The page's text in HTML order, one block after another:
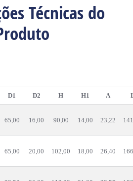
Técnicas do
D1 D2 H H1 A
65,00 16,00 90,00 14,00 23,22
65,00 20,00 102,00 18,00 26,40